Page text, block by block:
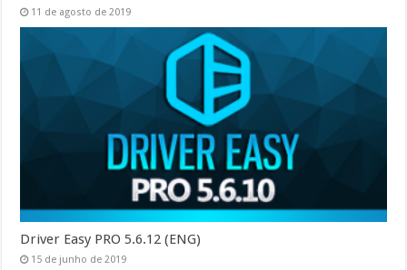
11 de agosto de 2019
Driver Easy PRO 5.6.12 (ENG)
15 de junho de 2019